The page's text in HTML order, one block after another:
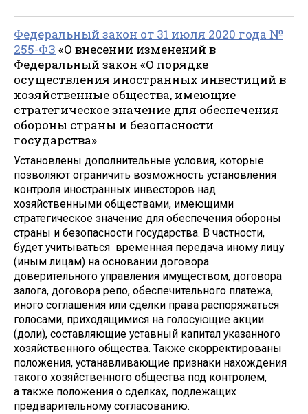
Федеральный закон от 31 июля 2020 года №
255-ФЗ «О внесении изменений в
Федеральный закон «О порядке
осуществления иностранных инвестиций в
хозяйственные общества, имеющие
стратегическое значение для обеспечения
обороны страны и безопасности
государства»
Установлены дополнительные условия, которые
позволяют ограничить возможность установления
контроля иностранных инвесторов над
хозяйственными обществами, имеющими
стратегическое значение для обеспечения обороны
страны и безопасности государства. В частности,
будет учитываться временная передача иному лицу
(иным лицам) на основании договора
доверительного управления имуществом, договора
залога, договора репо, обеспечительного платежа,
иного соглашения или сделки права распоряжаться
голосами, приходящимися на голосующие акции
(доли), составляющие уставный капитал указанного
хозяйственного общества. Также скорректированы
положения, устанавливающие признаки нахождения
такого хозяйственного общества под контролем,
а также положения о сделках, подлежащих
предварительному согласованию.